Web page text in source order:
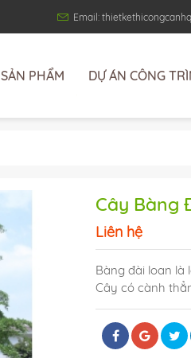
Email:
SẢN PHẨM DỰ ÁN CÔNG
Cây Bàng
Liên hệ
Bàng đài loan là
Cây có cành